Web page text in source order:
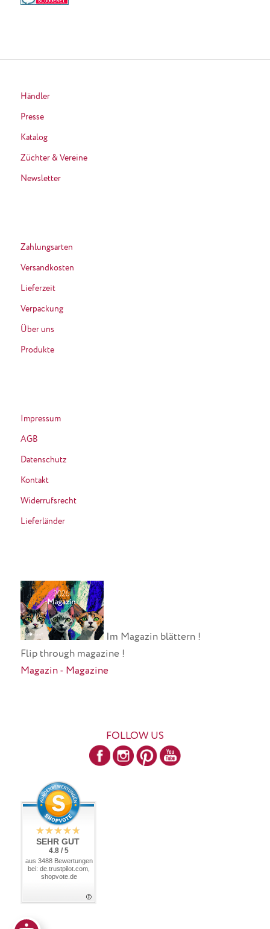
Händler
Presse
Katalog
Züchter & Vereine
Newsletter
Zahlungsarten
Versandkosten
Lieferzeit
Verpackung
Über uns
Produkte
Impressum
AGB
Datenschutz
Kontakt
Widerrufsrecht
Lieferländer
Im Magazin blättern !
Flip through magazine !
Magazin - Magazine
FOLLOW US
SEHR GUT
4.8 / 5
aus 3488 Bewertungen
bei: de.trustpilot.com,
shopvote.de